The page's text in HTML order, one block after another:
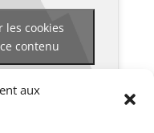
aux
les cookies
contenu